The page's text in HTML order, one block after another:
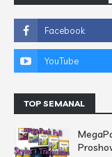
TOP SEMANAL